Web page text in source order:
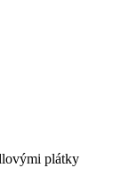
plátky